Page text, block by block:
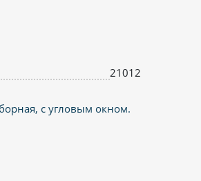
21012
с угловым окном.